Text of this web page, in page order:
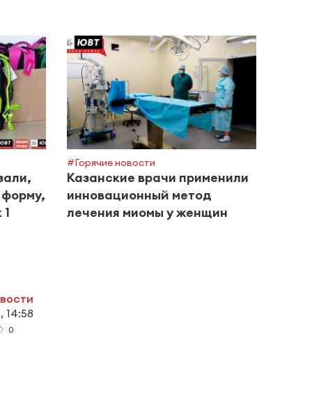
#Горячие новости
Казанские врачи применили
инновационный метод
лечения миомы у женщин
14:58
0